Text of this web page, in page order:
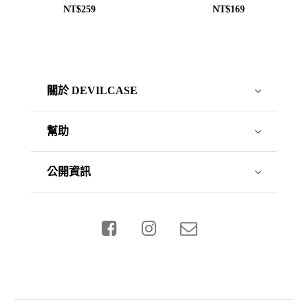
NT$259 NT$169
關於 DEVILCASE
幫助
公開資訊